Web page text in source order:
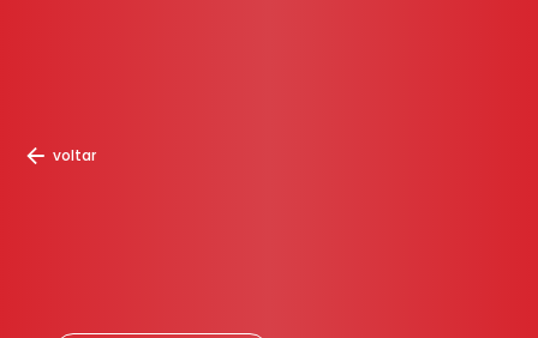
voltar